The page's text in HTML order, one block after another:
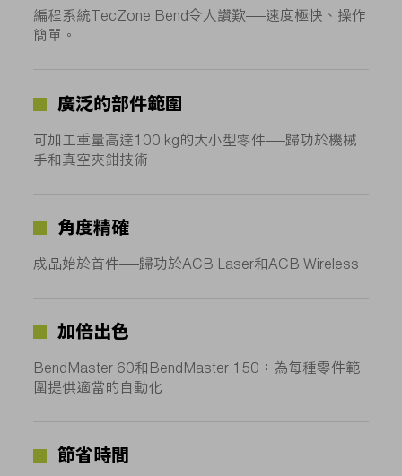
編程系統TecZone Bend令人讚歎——速度極快、操作
簡單。
廣泛的部件範圍
可加工重量高達100 kg的大小型零件——歸功於機械
手和真空夾鉗技術
角度精確
成品始於首件——歸功於ACB Laser和ACB Wireless
加倍出色
BendMaster 60和BendMaster 150：為每種零件範
圍提供適當的自動化
節省時間